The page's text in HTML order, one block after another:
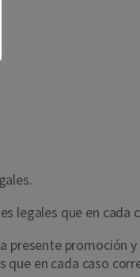
legales que en cada
presente promoción y
en cada caso